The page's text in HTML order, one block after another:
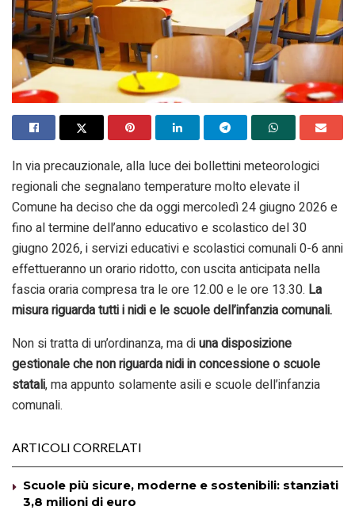
In via precauzionale, alla luce dei bollettini meteorologici
regionali che segnalano temperature molto elevate il
Comune ha deciso che da oggi mercoledì 24 giugno 2026 e
fino al termine dell’anno educativo e scolastico del 30
giugno 2026, i servizi educativi e scolastici comunali 0-6 anni
effettueranno un orario ridotto, con uscita anticipata nella
fascia oraria compresa tra le ore 12.00 e le ore 13.30. La
misura riguarda tutti i nidi e le scuole dell’infanzia comunali.
Non si tratta di un’ordinanza, ma diuna disposizione
gestionale che non riguarda nidi in concessione o scuole
statali, ma appunto solamente asili e scuole dell’infanzia
comunali.
ARTICOLI CORRELATI
Scuole più sicure, moderne e sostenibili: stanziati
3,8 milioni di euro